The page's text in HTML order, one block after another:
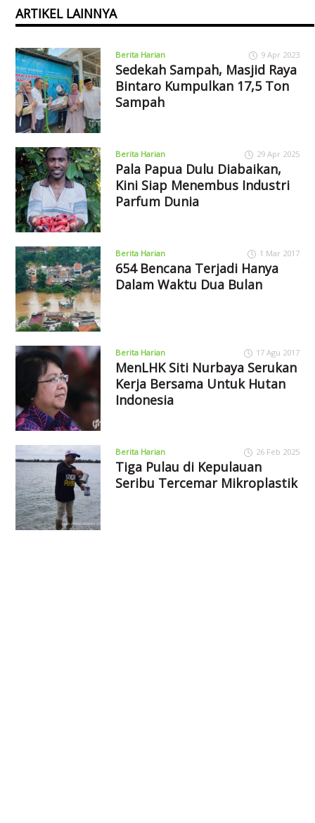
ARTIKEL LAINNYA
Berita Harian 9 Apr 2023
Sedekah Sampah, Masjid Raya
Bintaro Kumpulkan 17,5 Ton
Sampah
Berita Harian 29 Apr 2025
Pala Papua Dulu Diabaikan,
Kini Siap Menembus Industri
Parfum Dunia
Berita Harian 1 Mar 2017
654 Bencana Terjadi Hanya
Dalam Waktu Dua Bulan
Berita Harian 17 Agu 2017
MenLHK Siti Nurbaya Serukan
Kerja Bersama Untuk Hutan
Indonesia
Berita Harian 26 Feb 2025
Tiga Pulau di Kepulauan
Seribu Tercemar Mikroplastik